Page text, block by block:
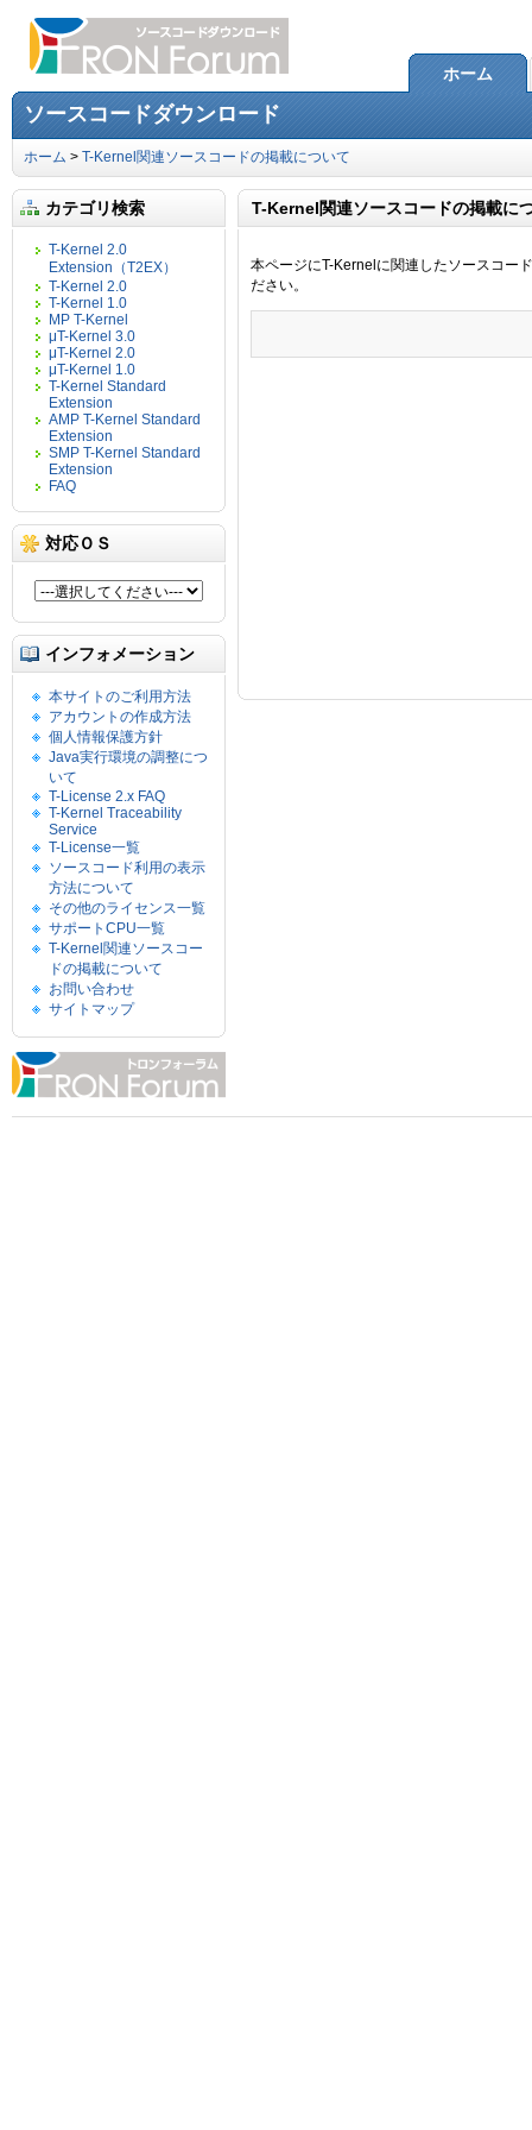
ホーム
ソースコードダウンロード
ホーム > T-Kernel関連ソースコードの掲載について
カテゴリ検索
T-Kernel 2.0
Extension（T2EX）
T-Kernel 2.0
T-Kernel 1.0
MP T-Kernel
μT-Kernel 3.0
μT-Kernel 2.0
μT-Kernel 1.0
T-Kernel Standard
Extension
AMP T-Kernel Standard
Extension
SMP T-Kernel Standard
Extension
FAQ
対応ＯＳ
インフォメーション
本サイトのご利用方法
アカウントの作成方法
個人情報保護方針
Java実行環境の調整につ
いて
T-License 2.x FAQ
T-Kernel Traceability
Service
T-License一覧
ソースコード利用の表示
方法について
その他のライセンス一覧
サポートCPU一覧
T-Kernel関連ソースコー
ドの掲載について
お問い合わせ
サイトマップ
T-Kernel関連ソースコードの掲載に
本ページにT-Kernelに関連したソースコー
ださい。